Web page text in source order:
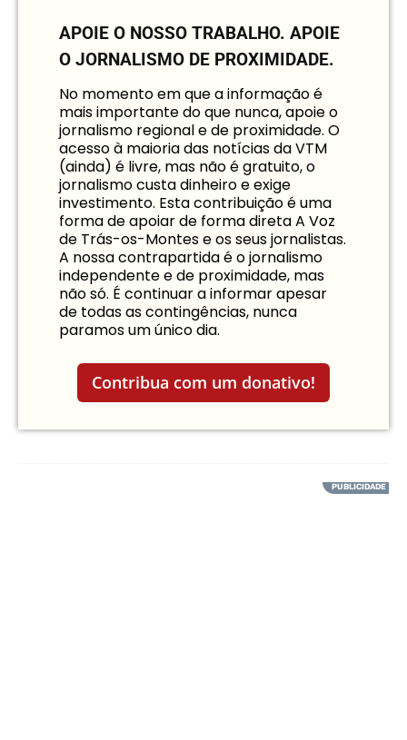
APOIE O NOSSO TRABALHO. APOIE
O JORNALISMO DE PROXIMIDADE.
No momento em que a informação é
mais importante do que nunca, apoie o
jornalismo regional e de proximidade. O
acesso à maioria das notícias da VTM
(ainda) é livre, mas não é gratuito, o
jornalismo custa dinheiro e exige
investimento. Esta contribuição é uma
forma de apoiar de forma direta A Voz
de Trás-os-Montes e os seus jornalistas.
A nossa contrapartida é o jornalismo
independente e de proximidade, mas
não só. É continuar a informar apesar
de todas as contingências, nunca
paramos um único dia.
Contribua com um donativo!